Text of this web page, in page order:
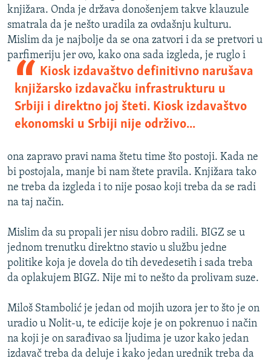
knjižara. Onda je država donošenjem takve klauzule
smatrala da je nešto uradila za ovdašnju kulturu.
Mislim da je najbolje da se ona zatvori i da se pretvori u
parfimeriju jer ovo, kako ona
Kiosk izdavaštvo definitivno narušava
knjižarsko izdavačku infrastrukturu u
Srbiji i direktno joj šteti. Kiosk izdavaštvo
ekonomski u Srbiji nije održivo...
sada izgleda, je ruglo i
ona zapravo pravi nama štetu time što postoji. Kada ne
bi postojala, manje bi nam štete pravila. Knjižara tako
ne treba da izgleda i to nije posao koji treba da se radi
na taj način.
Mislim da su propali jer nisu dobro radili. BIGZ se u
jednom trenutku direktno stavio u službu jedne
politike koja je dovela do tih devedesetih i sada treba
da oplakujem BIGZ. Nije mi to nešto da prolivam suze.
Miloš Stambolić je jedan od mojih uzora jer to što je on
uradio u Nolit-u, te edicije koje je on pokrenuo i način
na koji je on sarađivao sa ljudima je uzor kako jedan
izdavač treba da deluje i kako jedan urednik treba da